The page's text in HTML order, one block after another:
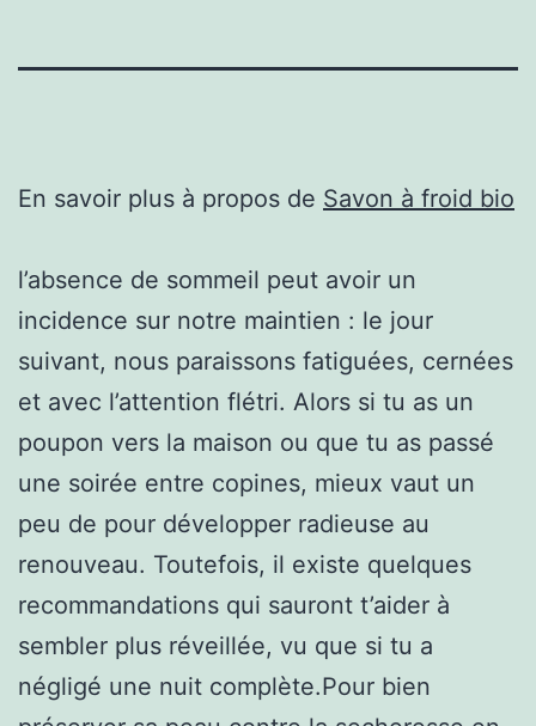
En savoir plus à propos de Savon à froid bio
l’absence de sommeil peut avoir un
incidence sur notre maintien : le jour
suivant, nous paraissons fatiguées, cernées
et avec l’attention flétri. Alors si tu as un
poupon vers la maison ou que tu as passé
une soirée entre copines, mieux vaut un
peu de pour développer radieuse au
renouveau. Toutefois, il existe quelques
recommandations qui sauront t’aider à
sembler plus réveillée, vu que si tu a
négligé une nuit complète.Pour bien